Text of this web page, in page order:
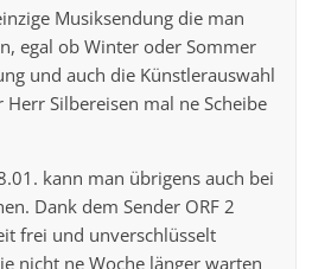
Musiksendung die man
egal ob Winter oder Sommer
und auch die Künstlerauswahl
Herr Silbereisen mal ne Scheibe
kann man übrigens auch bei
Dank dem Sender ORF 2
frei und unverschlüsselt
nicht ne Woche länger warten